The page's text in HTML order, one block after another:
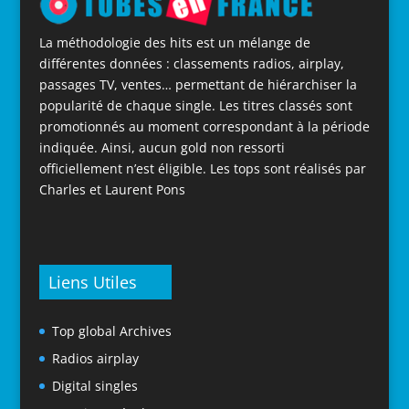
La méthodologie des hits est un mélange de
différentes données : classements radios, airplay,
passages TV, ventes… permettant de hiérarchiser la
popularité de chaque single. Les titres classés sont
promotionnés au moment correspondant à la période
indiquée. Ainsi, aucun gold non ressorti
officiellement n’est éligible. Les tops sont réalisés par
Charles et Laurent Pons
Liens Utiles
Top global Archives
Radios airplay
Digital singles